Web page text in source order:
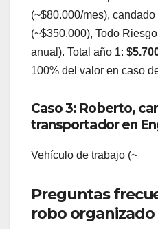
(~$80.000/mes),
(~$350.000), Todo
anual). Total año 1:
100% del valor en caso
Caso 3: Roberto,
transportador en
Vehículo de trabajo (~
Preguntas
robo